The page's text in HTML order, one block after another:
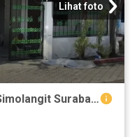
Lihat foto
Dijual Rumah Pusat Kota Jalan Simolangit Surabaya*_